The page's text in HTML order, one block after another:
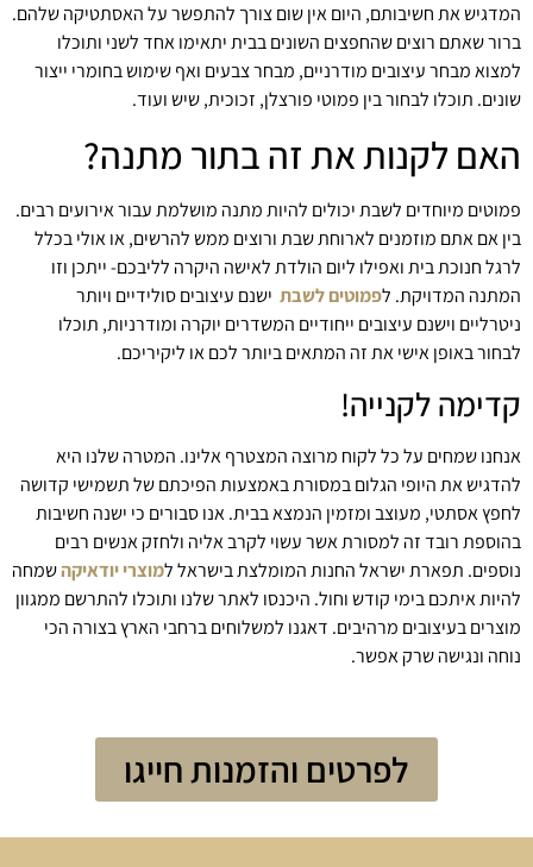
המדגיש את חשיבותם, היום אין שום צורך להתפשר על האסתטיקה שלהם.
ברור שאתם רוצים שהחפצים השונים בבית יתאימו אחד לשני ותוכלו
למצוא מבחר עיצובים מודרניים, מבחר צבעים ואף שימוש בחומרי ייצור
שונים. תוכלו לבחור בין פמוטי פורצלן, זכוכית, שיש ועוד.
האם לקנות את זה בתור מתנה?
פמוטים מיוחדים לשבת יכולים להיות מתנה מושלמת עבור אירועים רבים.
בין אם אתם מוזמנים לארוחת שבת ורוצים ממש להרשים, או אולי בכלל
לרגל חנוכת בית ואפילו ליום הולדת לאישה היקרה לליבכם- ייתכן וזו
המתנה המדויקת. לפמוטים לשבת ישנם עיצובים סולידיים ויותר
ניטרליים וישנם עיצובים ייחודיים המשדרים יוקרה ומודרניות, תוכלו
לבחור באופן אישי את זה המתאים ביותר לכם או ליקיריכם.
קדימה לקנייה!
אנחנו שמחים על כל לקוח מרוצה המצטרף אלינו. המטרה שלנו היא
להדגיש את היופי הגלום במסורת באמצעות הפיכתם של תשמישי קדושה
לחפץ אסתטי, מעוצב ומזמין הנמצא בבית. אנו סבורים כי ישנה חשיבות
בהוספת רובד זה למסורת אשר עשוי לקרב אליה ולחזק אנשים רבים
נוספים. תפארת ישראל החנות המומלצת בישראל למוצרי יודאיקהשמחה
להיות איתכם בימי קודש וחול. היכנסו לאתר שלנו ותוכלו להתרשם ממגוון
מוצרים בעיצובים מרהיבים. דאגנו למשלוחים ברחבי הארץ בצורה הכי
נוחה ונגישה שרק אפשר.
לפרטים והזמנות חייגו